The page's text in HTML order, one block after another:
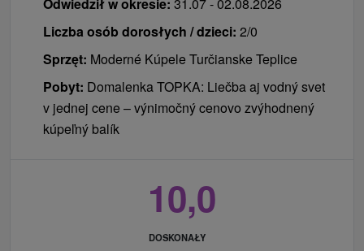
Dziecko 4 - 10 lat na dostawcebezpłatnie
Pobyt dla dzieci obejmuje:zakwaterowanie w
swoim łóżku wybór / łóżko, w zakresie
suplementów diety przez dominującego
konsultacji / egzaminu, wejście do basenu
olimpijskiego lub 3-godz. wstęp do SPA &
dziecko zakwaterowane na bezpłatnym
dodatkowym łóżku jest zobowiązane do 1 pobytu
Liczba osób dorosłych / dzieci: 2/0
Sprzęt: Moderné Kúpele Turčianske Teplice
Pobyt: Domalenka TOPKA: Liečba aj vodný svet
v jednej cene – výnimočný cenovo zvýhodnený
kúpeľný balík
10,0
DOSKONAŁY